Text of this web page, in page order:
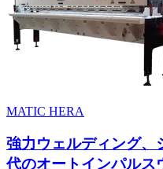
MATIC HERA
強力ウェルディング、
代のオートインパルス